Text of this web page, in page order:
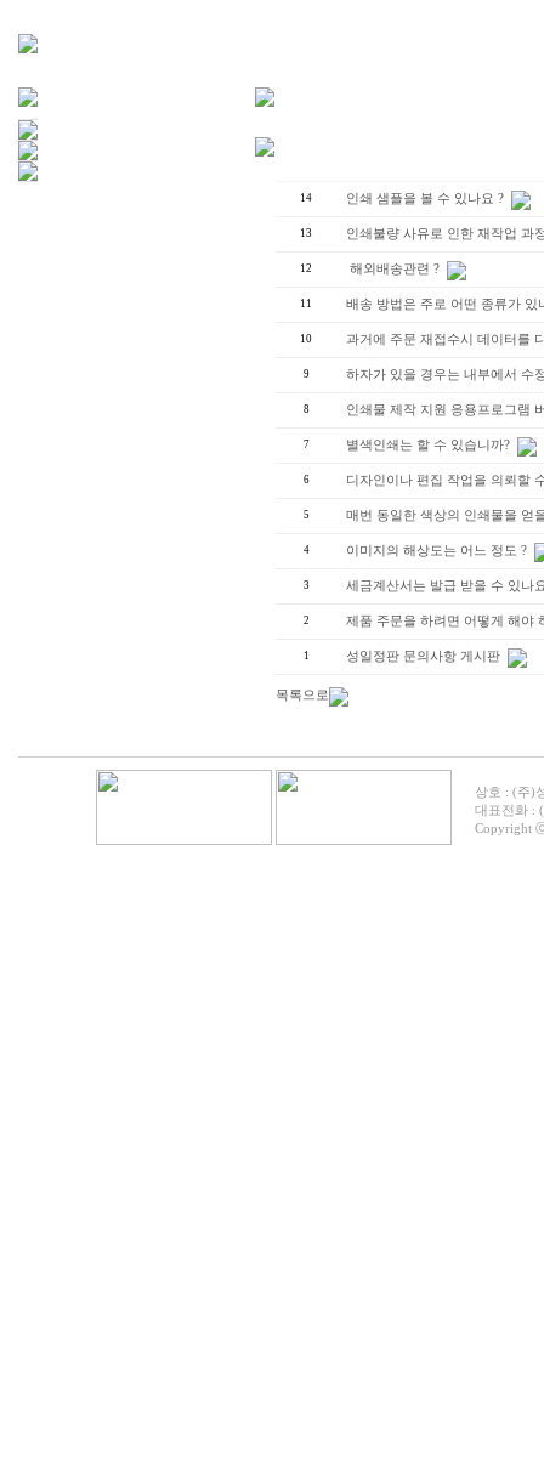
14 인쇄 샘플을 볼 수 있나요 ?
13 인쇄불량 사유로 인한 재작업 과
12 해외배송관련 ?
11 배송 방법은 주로 어떤 종류가 있
10 과거에 주문 재접수시 데이터를
9 하자가 있을 경우는 내부에서 수
8 인쇄물 제작 지원 응용프로그램
7 별색인쇄는 할 수 있습니까?
6 디자인이나 편집 작업을 의뢰할
5 매번 동일한 색상의 인쇄물을 얻
4 이미지의 해상도는 어느 정도 ?
3 세금계산서는 발급 받을 수 있나
2 제품 주문을 하려면 어떻게 해야
1 성일정판 문의사항 게시판
목록으로
상호 : (주)
대표전화 :
Copyright